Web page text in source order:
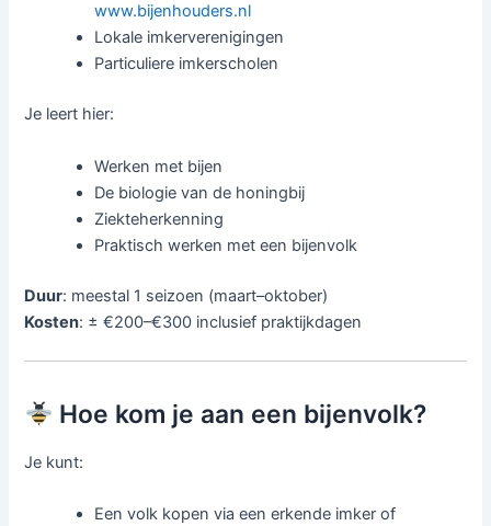
www.bijenhouders.nl
Lokale imkerverenigingen
Particuliere imkerscholen
Je leert hier:
Werken met bijen
De biologie van de honingbij
Ziekteherkenning
Praktisch werken met een bijenvolk
Duur: meestal 1 seizoen (maart–oktober)
Kosten: ± €200–€300 inclusief praktijkdagen
Hoe kom je aan een bijenvolk?
Je kunt:
Een volk kopen via een erkende imker of